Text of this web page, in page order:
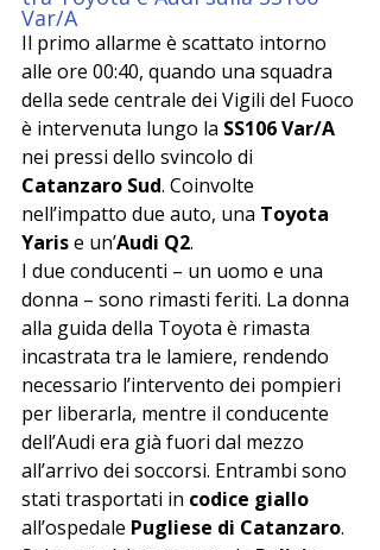
Var/A
Il primo allarme è scattato intorno
alle ore 00:40, quando una squadra
della sede centrale dei Vigili del Fuoco
è intervenuta lungo la SS106 Var/A
nei pressi dello svincolo di
Catanzaro Sud. Coinvolte
nell’impatto due auto, una Toyota
Yaris e un’Audi Q2.
I due conducenti – un uomo e una
donna – sono rimasti feriti. La donna
alla guida della Toyota è rimasta
incastrata tra le lamiere, rendendo
necessario l’intervento dei pompieri
per liberarla, mentre il conducente
dell’Audi era già fuori dal mezzo
all’arrivo dei soccorsi. Entrambi sono
stati trasportati in codice giallo
all’ospedale Pugliese di Catanzaro.